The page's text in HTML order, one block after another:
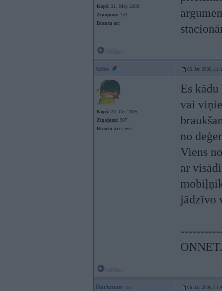
Kopš: 21. May 2002
Ziņojumi: 153
Braucu ar:
Sliks 06. Jan 2006,
Kopš: 20. Oct 2005
Ziņojumi: 907
Braucu ar: sievu
Es
vai
no
Viens
ar
jādzīvo
Darkman 06. Jan 2006,